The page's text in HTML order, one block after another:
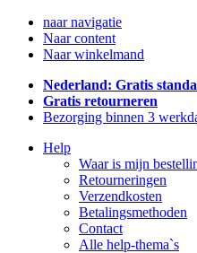
naar navigatie
Naar content
Naar winkelmand
Nederland: Gratis
Gratis retourneren
Bezorging binnen 3
Help
Waar is mijn
Retourneringen
Verzendkosten
Betalingsmethoden
Contact
Alle help-thema`s